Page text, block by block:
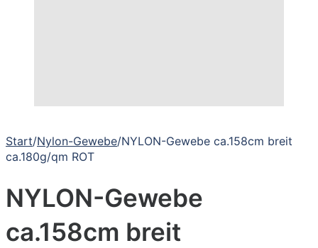
Start/Nylon-Gewebe/NYLON-Gewebe ca.158cm breit
ca.180g/qm ROT
NYLON-Gewebe
ca.158cm breit